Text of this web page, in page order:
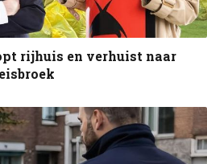
rijhuis en verhuist naar